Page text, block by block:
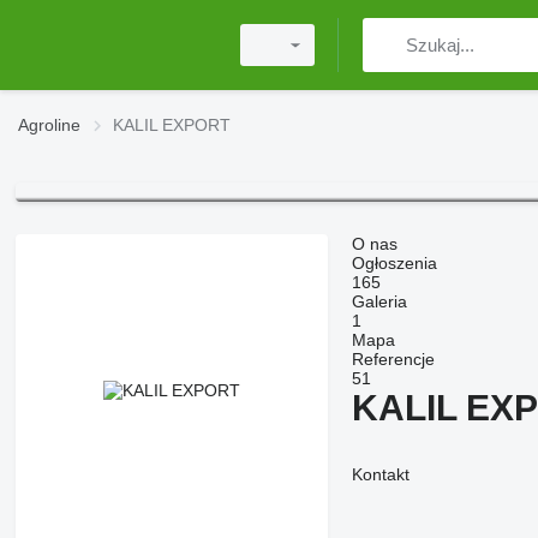
Agroline KALIL EXPORT
O nas
Ogłoszenia
165
Galeria
1
Mapa
Referencje
51
KALIL
Kontakt